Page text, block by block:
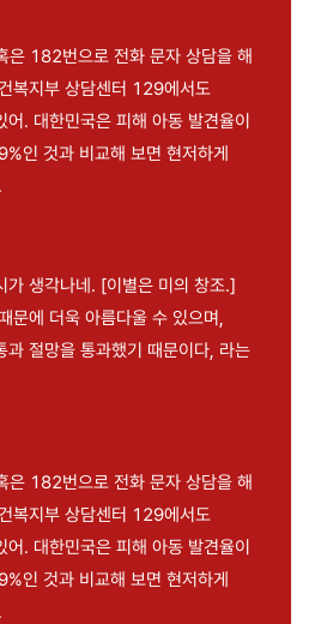
은 182번으로 전화 문자 상담을 해
복지부 상담센터 129에서도
. 대한민국은 피해 아동 발견율이
인 것과 비교해 보면 현저하게
가 생각나네. [이별은 미의 창조.]
문에 더욱 아름다울 수 있으며,
과 절망을 통과했기 때문이다, 라는
은 182번으로 전화 문자 상담을 해
복지부 상담센터 129에서도
어. 대한민국은 피해 아동 발견율이
인 것과 비교해 보면 현저하게